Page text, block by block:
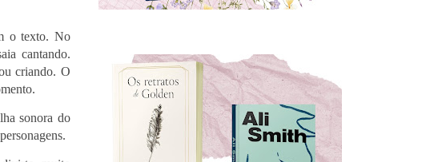
o texto. No
cantando.
criando. O
sonora do